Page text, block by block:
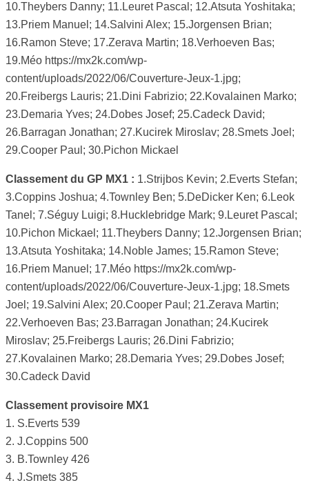
10.Theybers Danny; 11.Leuret Pascal; 12.Atsuta Yoshitaka;
13.Priem Manuel; 14.Salvini Alex; 15.Jorgensen Brian;
16.Ramon Steve; 17.Zerava Martin; 18.Verhoeven Bas;
19.Méo https://mx2k.com/wp-
content/uploads/2022/06/Couverture-Jeux-1.jpg;
20.Freibergs Lauris; 21.Dini Fabrizio; 22.Kovalainen Marko;
23.Demaria Yves; 24.Dobes Josef; 25.Cadeck David;
26.Barragan Jonathan; 27.Kucirek Miroslav; 28.Smets Joel;
29.Cooper Paul; 30.Pichon Mickael
Classement du GP MX1 : 1.Strijbos Kevin; 2.Everts Stefan;
3.Coppins Joshua; 4.Townley Ben; 5.DeDicker Ken; 6.Leok
Tanel; 7.Séguy Luigi; 8.Hucklebridge Mark; 9.Leuret Pascal;
10.Pichon Mickael; 11.Theybers Danny; 12.Jorgensen Brian;
13.Atsuta Yoshitaka; 14.Noble James; 15.Ramon Steve;
16.Priem Manuel; 17.Méo https://mx2k.com/wp-
content/uploads/2022/06/Couverture-Jeux-1.jpg; 18.Smets
Joel; 19.Salvini Alex; 20.Cooper Paul; 21.Zerava Martin;
22.Verhoeven Bas; 23.Barragan Jonathan; 24.Kucirek
Miroslav; 25.Freibergs Lauris; 26.Dini Fabrizio;
27.Kovalainen Marko; 28.Demaria Yves; 29.Dobes Josef;
30.Cadeck David
Classement provisoire MX1
1. S.Everts 539
2. J.Coppins 500
3. B.Townley 426
4. J.Smets 385